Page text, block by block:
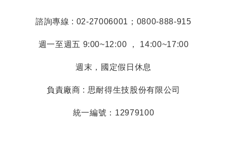
諮詢專線 : 02-27006001；0800-888-915
週一至週五 9:00~12:00 ， 14:00~17:00
週末，國定假日休息
負責廠商 : 思耐得生技股份有限公司
統一編號：12979100